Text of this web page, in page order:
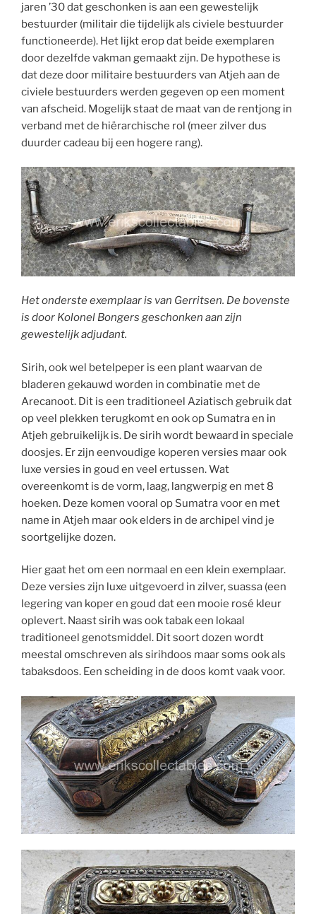
jaren ’30 dat geschonken is aan een gewestelijk
bestuurder (militair die tijdelijk als civiele bestuurder
functioneerde). Het lijkt erop dat beide exemplaren
door dezelfde vakman gemaakt zijn. De hypothese is
dat deze door militaire bestuurders van Atjeh aan de
civiele bestuurders werden gegeven op een moment
van afscheid. Mogelijk staat de maat van de rentjong in
verband met de hiërarchische rol (meer zilver dus
duurder cadeau bij een hogere rang).
Het onderste exemplaar is van Gerritsen. De bovenste
is door Kolonel Bongers geschonken aan zijn
gewestelijk adjudant.
Sirih, ook wel betelpeper is een plant waarvan de
bladeren gekauwd worden in combinatie met de
Arecanoot. Dit is een traditioneel Aziatisch gebruik dat
op veel plekken terugkomt en ook op Sumatra en in
Atjeh gebruikelijk is. De sirih wordt bewaard in speciale
doosjes. Er zijn eenvoudige koperen versies maar ook
luxe versies in goud en veel ertussen. Wat
overeenkomt is de vorm, laag, langwerpig en met 8
hoeken. Deze komen vooral op Sumatra voor en met
name in Atjeh maar ook elders in de archipel vind je
soortgelijke dozen.
Hier gaat het om een normaal en een klein exemplaar.
Deze versies zijn luxe uitgevoerd in zilver, suassa (een
legering van koper en goud dat een mooie rosé kleur
oplevert. Naast sirih was ook tabak een lokaal
traditioneel genotsmiddel. Dit soort dozen wordt
meestal omschreven als sirihdoos maar soms ook als
tabaksdoos. Een scheiding in de doos komt vaak voor.